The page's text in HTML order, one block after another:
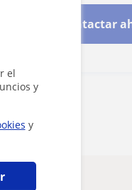
el
y
y
Contactar